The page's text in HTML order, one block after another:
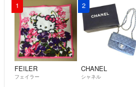
1
FEILER
フェイラー
2
CHANEL
シャネル